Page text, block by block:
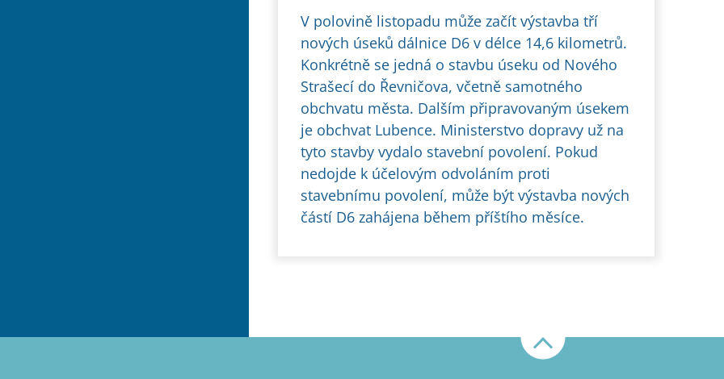
V polovině listopadu může začít výstavba tří
nových úseků dálnice D6 v délce 14,6 kilometrů.
Konkrétně se jedná o stavbu úseku od Nového
Strašecí do Řevničova, včetně samotného
obchvatu města. Dalším připravovaným úsekem
je obchvat Lubence. Ministerstvo dopravy už na
tyto stavby vydalo stavební povolení. Pokud
nedojde k účelovým odvoláním proti
stavebnímu povolení, může být výstavba nových
částí D6 zahájena během příštího měsíce.